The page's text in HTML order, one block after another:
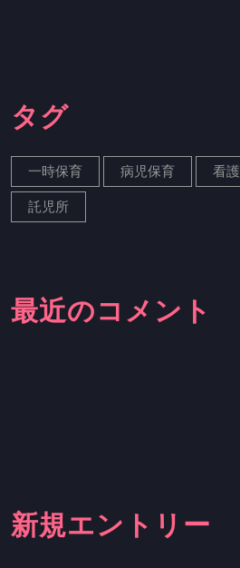
タグ
一時保育 病児保育 看
託児所
最近のコメント
新規エントリー